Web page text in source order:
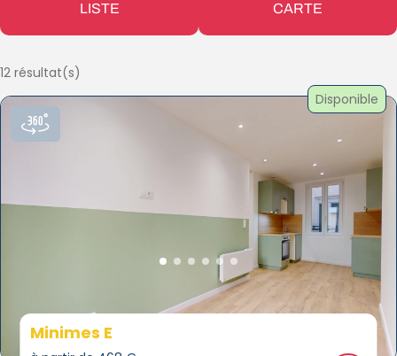
LISTE CARTE
12 résultat(s)
Disponible
Minimes E